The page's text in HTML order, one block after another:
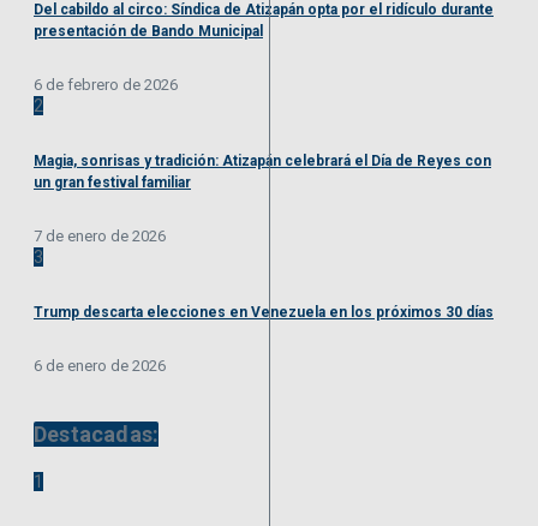
Del cabildo al circo: Síndica de Atizapán opta por el ridículo durante
presentación de Bando Municipal
6 de febrero de 2026
2
Magia, sonrisas y tradición: Atizapán celebrará el Día de Reyes con
un gran festival familiar
7 de enero de 2026
3
Trump descarta elecciones en Venezuela en los próximos 30 días
6 de enero de 2026
Destacadas:
1